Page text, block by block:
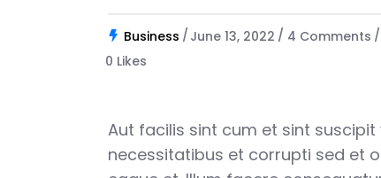
Business June 13, 2022
4 Comments
0 Likes
Aut facilis sint cum et sint
necessitatibus et corrupti sed et